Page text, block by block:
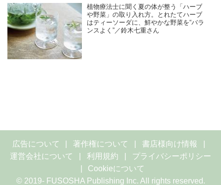
植物療法士に聞く夏の体が整う「ハーブ
や野菜」の取り入れ方。とれたてハーブ
はティーソーダに、鮮やかな野菜を“バラ
ンスよく”／鈴木七重さん
広告について 著作権について
書店様向け情報
運営会社について
利用規約
プライバシーポリシー
Cookieについて
© 2019- FUSOSHA Publishing Inc. All rights reserved.